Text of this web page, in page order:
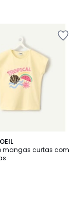
mangas curtas com